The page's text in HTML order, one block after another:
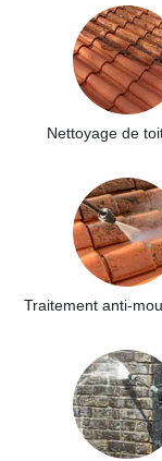
Nettoyage de